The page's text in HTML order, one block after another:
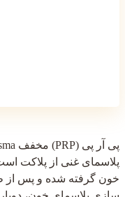
پلاسمای غنی از پلاکت
خون گرفته شده و پس